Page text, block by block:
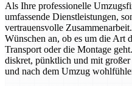
Als Ihre professionelle
umfassende Dienstleistungen,
vertrauensvolle
Wünschen an, ob es um die Art
Transport oder die Montage
diskret, pünktlich und mit
und nach dem Umzug